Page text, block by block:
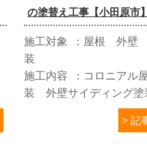
の塗替え工事【小田原市】
施工対象
屋根 外壁
装
施工内容
コロニアル
装 外壁サイディング
> 記